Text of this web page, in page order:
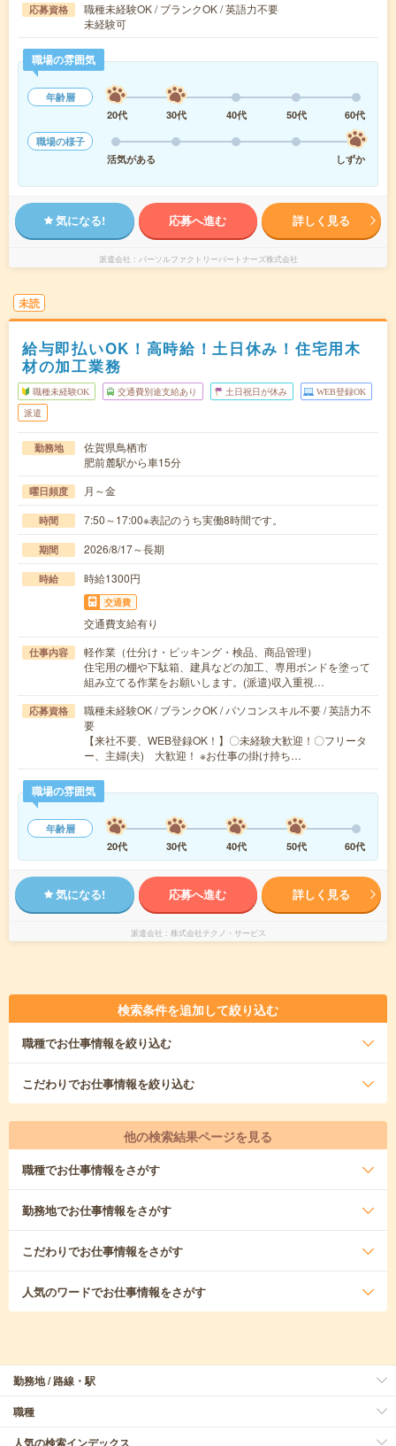
応募資格
職種未経験OK / ブランクOK / 英語力不要
未経験可
職場の雰囲気
年齢層
20代
30代 40代 50代
60代
職場の様子
活気がある
しずか
気になる! 応募へ進む 詳しく見る
派遣会社 パーソルファクトリーパートナーズ株式会社
未読
給与即払いOK！高時給！土日休み！住宅用木
材の加工業務
職種未経験OK 交通費別途支給あり 土日祝日が休み WEB登録OK
派遣
勤務地
佐賀県鳥栖市
肥前麓駅から車15分
曜日頻度 月～金
時間 7:50～17:00※表記のうち実働8時間です。
期間 2026/8/17～長期
時給 時給1300円
交通費
交通費支給有り
仕事内容
軽作業（仕分け・ピッキング・検品、商品管理）
住宅用の棚や下駄箱、建具などの加工、専用ボンドを塗って
組み立てる作業をお願いします。(派遣)収入重視…
応募資格
職種未経験OK / ブランクOK / パソコンスキル不要 / 英語力不
要
【来社不要、WEB登録OK！】〇未経験大歓迎！〇フリータ
ー、主婦(夫) 大歓迎！ ※お仕事の掛け持ち…
職場の雰囲気
年齢層
20代
30代 40代 50代 60代
気になる! 応募へ進む 詳しく見る
派遣会社 株式会社テクノ・サービス
検索条件を追加して絞り込む
職種でお仕事情報を絞り込む
こだわりでお仕事情報を絞り込む
他の検索結果ページを見る
職種でお仕事情報をさがす
勤務地でお仕事情報をさがす
こだわりでお仕事情報をさがす
人気のワードでお仕事情報をさがす
勤務地 / 路線・駅
職種
人気の検索インデックス